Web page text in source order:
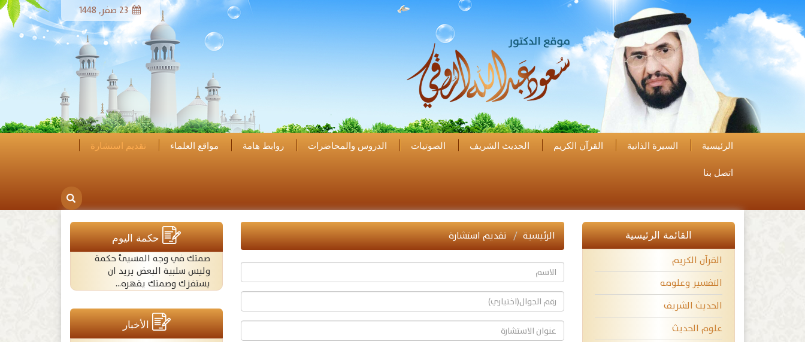
23 صفر, 1448
الرئيسية السيرة الذاتية القرآن الكريم الحديث الشريف الصوتيات الدروس والمحاضرات روابط هامة مواقع العلماء تقديم استشارة
اتصل بنا
القائمة الرئيسية
القرآن الكريم
التفسير وعلومه
الحديث الشريف
علوم الحديث
الرئيسية تقديم استشارة حكمة اليوم
صمتك في وجه المسيئ حكمة
وليس سلبية البعض يريد ان
يستفزك وصمتك يقهره...
الأخبار